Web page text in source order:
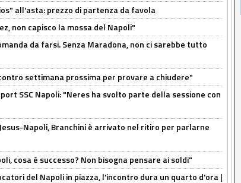
all'asta: prezzo di partenza da favola
non capisco la mossa del Napoli"
da farsi. Senza Maradona, non ci sarebbe tutto
settimana prossima per provare a chiudere"
SSC Napoli: "Neres ha svolto parte della sessione con
Napoli, Branchini è arrivato nel ritiro per parlarne
cosa è successo? Non bisogna pensare ai soldi"
del Napoli in piazza, l'incontro dura un quarto d'ora |